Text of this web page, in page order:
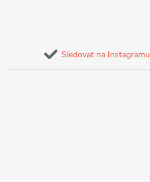
Sledovat na Instagramu